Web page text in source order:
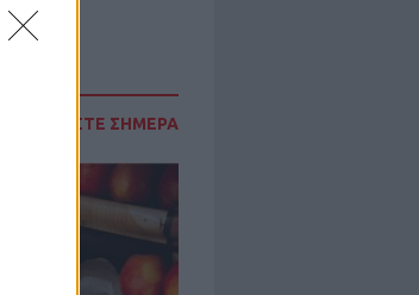
ΔΙΑΒΑΣΤΕ ΣΗΜΕΡΑ